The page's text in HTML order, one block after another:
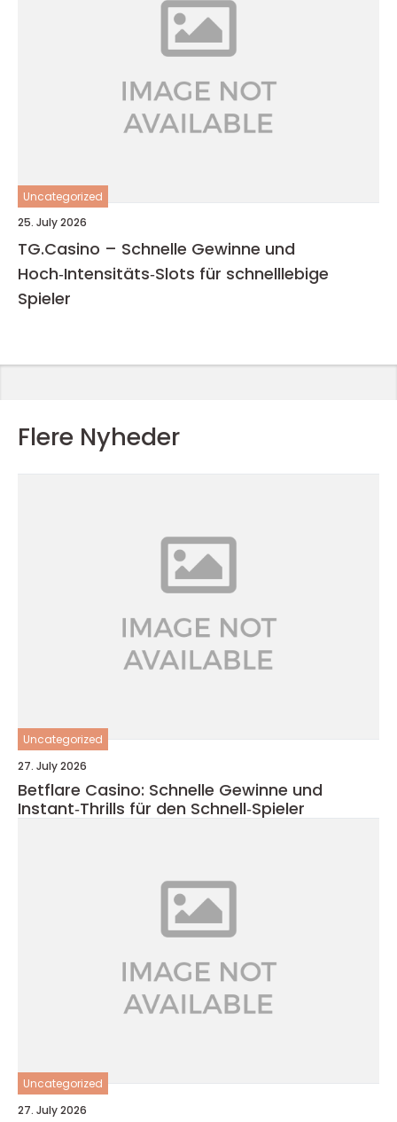
Uncategorized
25. July 2026
TG.Casino – Schnelle Gewinne und
Hoch‑Intensitäts‑Slots für schnelllebige
Spieler
Flere Nyheder
Uncategorized
27. July 2026
Betflare Casino: Schnelle Gewinne und
Instant‑Thrills für den Schnell‑Spieler
Uncategorized
27. July 2026